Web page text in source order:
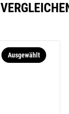
Ausgewählt